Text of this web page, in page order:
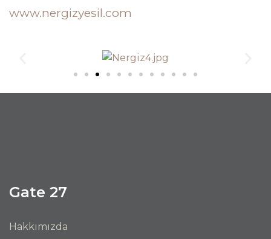
www.nergizyesil.com
Gate 27
Hakkımızda